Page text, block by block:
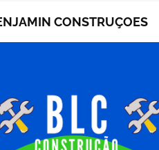
CONSTRUÇOES